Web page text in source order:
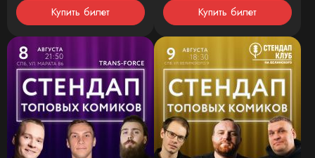
Купить билет Купить билет